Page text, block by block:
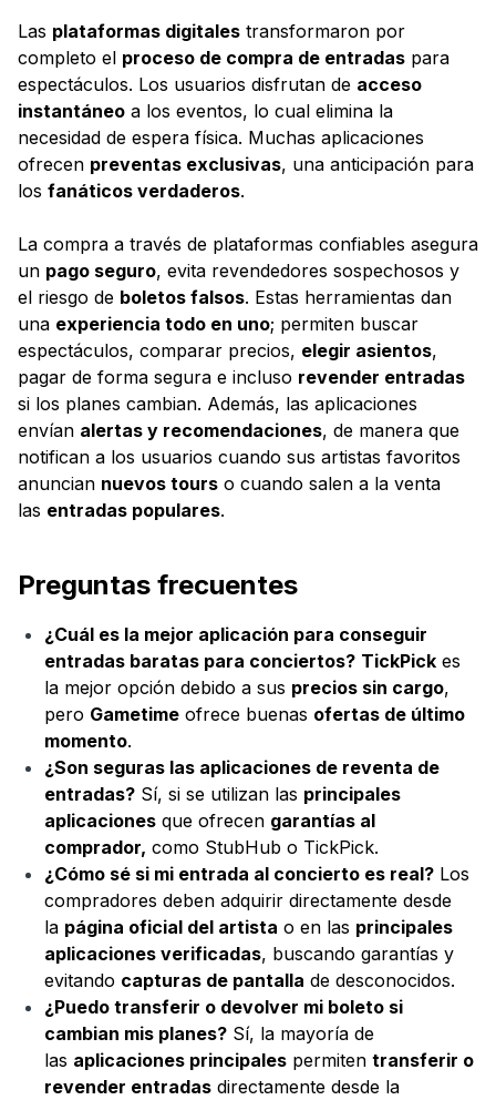
Las plataformas digitales transformaron por
completo el proceso de compra de entradas para
espectáculos. Los usuarios disfrutan de acceso
instantáneo a los eventos, lo cual elimina la
necesidad de espera física. Muchas aplicaciones
ofrecen preventas exclusivas, una anticipación para
los fanáticos verdaderos.
La compra a través de plataformas confiables asegura
un pago seguro, evita revendedores sospechosos y
el riesgo de boletos falsos. Estas herramientas dan
una experiencia todo en uno; permiten buscar
espectáculos, comparar precios, elegir asientos,
pagar de forma segura e incluso revender entradas
si los planes cambian. Además, las aplicaciones
envían alertas y recomendaciones, de manera que
notifican a los usuarios cuando sus artistas favoritos
anuncian nuevos tours o cuando salen a la venta
las entradas populares.
Preguntas frecuentes
¿Cuál es la mejor aplicación para conseguir
entradas baratas para conciertos? TickPick es
la mejor opción debido a sus precios sin cargo,
pero Gametime ofrece buenas ofertas de último
momento.
¿Son seguras las aplicaciones de reventa de
entradas? Sí, si se utilizan las principales
aplicaciones que ofrecen garantías al
comprador, como StubHub o TickPick.
¿Cómo sé si mi entrada al concierto es real? Los
compradores deben adquirir directamente desde
la página oficial del artista o en las principales
aplicaciones verificadas, buscando garantías y
evitando capturas de pantalla de desconocidos.
¿Puedo transferir o devolver mi boleto si
cambian mis planes? Sí, la mayoría de
las aplicaciones principales permiten transferir o
revender entradas directamente desde la